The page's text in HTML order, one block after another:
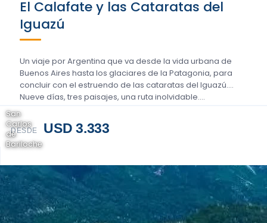
El Calafate y las Cataratas del
Iguazú
Un viaje por Argentina que va desde la vida urbana de
Buenos Aires hasta los glaciares de la Patagonia, para
concluir con el estruendo de las cataratas del Iguazú.
Nueve días, tres paisajes, una ruta inolvidable….
DESDE USD 3.333
San
Carlos
de
Bariloche